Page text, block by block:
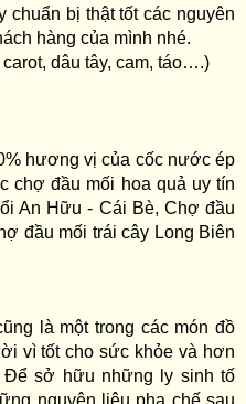
chuẩn bị thật tốt các nguyên
hàng của mình nhé.
dâu tây, cam, táo….)
hương vị của cốc nước ép
chợ đầu mối hoa quả uy tín
An Hữu - Cái Bè, Chợ đầu
đầu mối trái cây Long Biên
là một trong các món đồ
vì tốt cho sức khỏe và hơn
sở hữu những ly sinh tố
nguyên liệu pha chế sau